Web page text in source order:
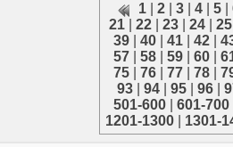
1| 2| 3| 4| 5|
21
22 23 24 25
39
40 41 42
57
58 59 60
75
76 77 78
93| 94| 95| 96|
501-600
601-700
1201-1300| 1301-